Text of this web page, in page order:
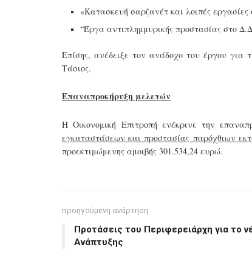
«Κατασκευή σαρζανέτ και λοιπές εργασίες
“Έργα αντιπλημμυρικής προστασίας στο
Επίσης, ανέδειξε τον ανάδοχο του έργου
Τάσιος.
Επαναπροκήρυξη μελετών
Η Οικονομική Επιτροπή ενέκρινε την
εγκαταστάσεων και προστασίας παρόχθιων
προεκτιμώμενης αμοιβής 301.534,24 ευρώ.
προηγούμενη ανάρτηση
Προτάσεις του Περιφερειάρχη για το
Ανάπτυξης